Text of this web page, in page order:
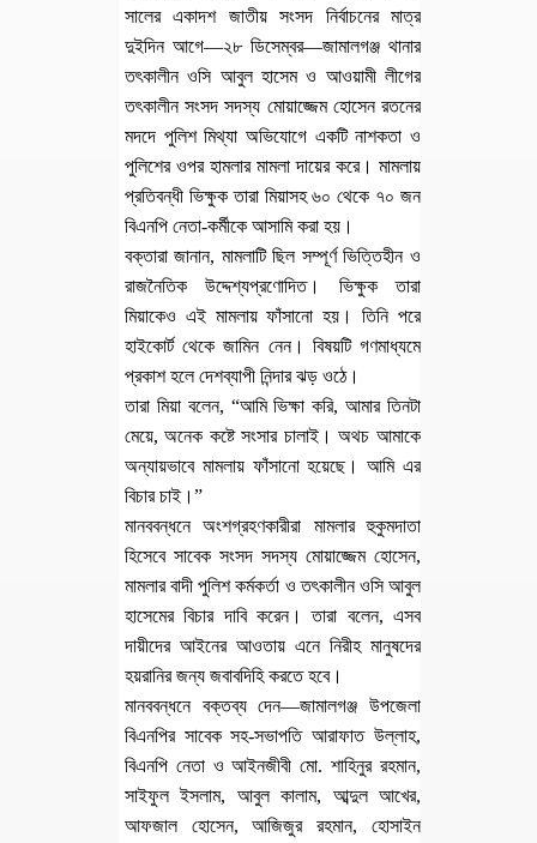
সালের একাদশ জাতীয় সংসদ নির্বাচনের মাত্র
দুইদিন আগে—২৮ ডিসেম্বর—জামালগঞ্জ থানার
তৎকালীন ওসি আবুল হাসেম ও আওয়ামী লীগের
তৎকালীন সংসদ সদস্য মোয়াজ্জেম হোসেন রতনের
মদদে পুলিশ মিথ্যা অভিযোগে একটি নাশকতা ও
পুলিশের ওপর হামলার মামলা দায়ের করে। মামলায়
প্রতিবন্ধী ভিক্ষুক তারা মিয়াসহ ৬০ থেকে ৭০ জন
বিএনপি নেতা-কর্মীকে আসামি করা হয়।
বক্তারা জানান, মামলাটি ছিল সম্পূর্ণ ভিত্তিহীন ও
রাজনৈতিক উদ্দেশ্যপ্রণোদিত। ভিক্ষুক তারা
মিয়াকেও এই মামলায় ফাঁসানো হয়। তিনি পরে
হাইকোর্ট থেকে জামিন নেন। বিষয়টি গণমাধ্যমে
প্রকাশ হলে দেশব্যাপী নিন্দার ঝড় ওঠে।
তারা মিয়া বলেন, “আমি ভিক্ষা করি, আমার তিনটা
মেয়ে, অনেক কষ্টে সংসার চালাই। অথচ আমাকে
অন্যায়ভাবে মামলায় ফাঁসানো হয়েছে। আমি এর
বিচার চাই।”
মানববন্ধনে অংশগ্রহণকারীরা মামলার হুকুমদাতা
হিসেবে সাবেক সংসদ সদস্য মোয়াজ্জেম হোসেন,
মামলার বাদী পুলিশ কর্মকর্তা ও তৎকালীন ওসি আবুল
হাসেমের বিচার দাবি করেন। তারা বলেন, এসব
দায়ীদের আইনের আওতায় এনে নিরীহ মানুষদের
হয়রানির জন্য জবাবদিহি করতে হবে।
মানববন্ধনে বক্তব্য দেন—জামালগঞ্জ উপজেলা
বিএনপির সাবেক সহ-সভাপতি আরাফাত উল্লাহ,
বিএনপি নেতা ও আইনজীবী মো. শাহিনুর রহমান,
সাইফুল ইসলাম, আবুল কালাম, আব্দুল আখের,
আফজাল হোসেন, আজিজুর রহমান, হোসাইন